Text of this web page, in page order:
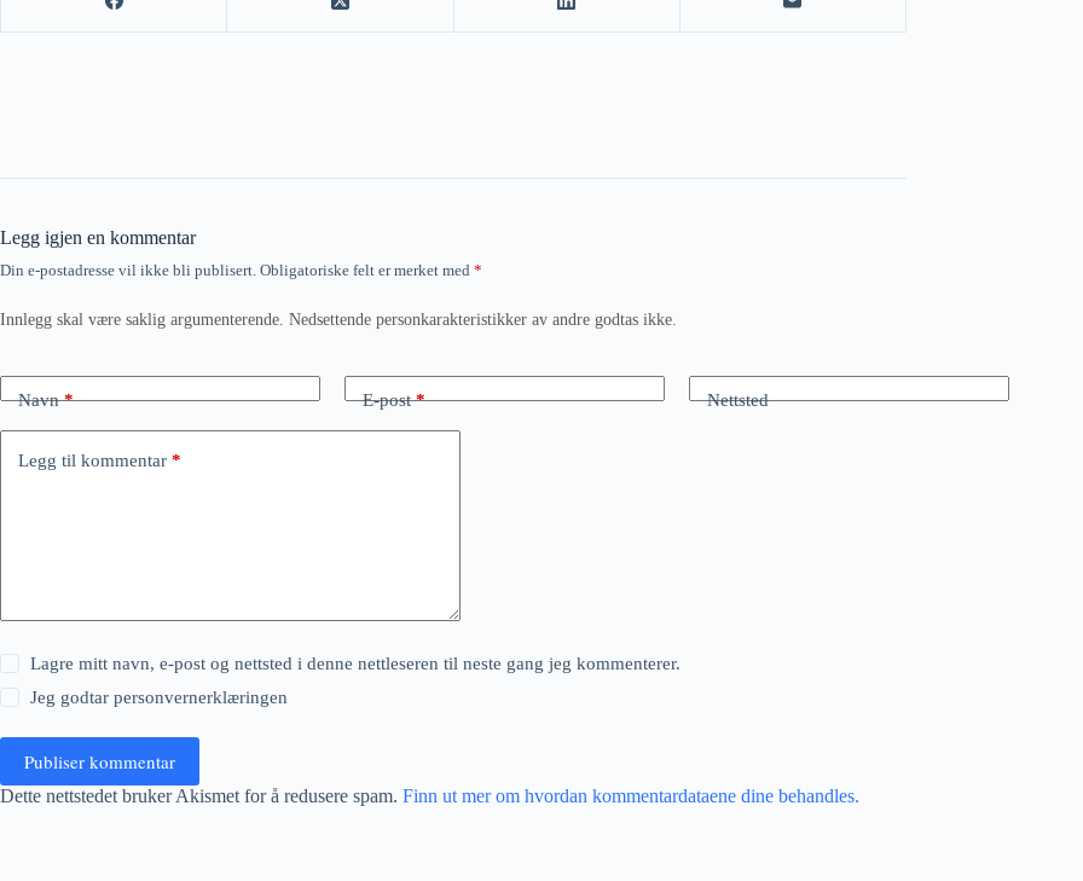
Legg igjen en kommentar
Din e-postadresse vil ikke bli publisert. Obligatoriske felt er merket med *
Innlegg skal være saklig argumenterende. Nedsettende personkarakteristikker av andre godtas ikke.
Navn* E-post* Nettsted
Legg til kommentar *
Lagre mitt navn, e-post og nettsted i denne nettleseren til neste gang jeg kommenterer.
Jeg godtarpersonvernerklæringen
Publiser kommentar
Dette nettstedet bruker Akismet for å redusere spam. Finn ut mer om hvordan kommentardataene dine behandles.